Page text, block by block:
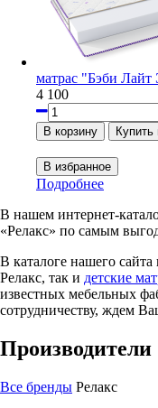
матрас "Бэби Лайт
4 100
Подробнее
В нашем интернет-
«Релакс» по самым
В каталоге нашего
Релакс, так и детские
известных мебельных
сотрудничеству, ждем
Производители
Все бренды Релакс